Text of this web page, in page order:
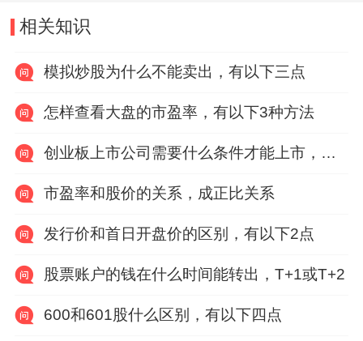
相关知识
模拟炒股为什么不能卖出，有以下三点
怎样查看大盘的市盈率，有以下3种方法
创业板上市公司需要什么条件才能上市，有以下六点
市盈率和股价的关系，成正比关系
发行价和首日开盘价的区别，有以下2点
股票账户的钱在什么时间能转出，T+1或T+2
600和601股什么区别，有以下四点